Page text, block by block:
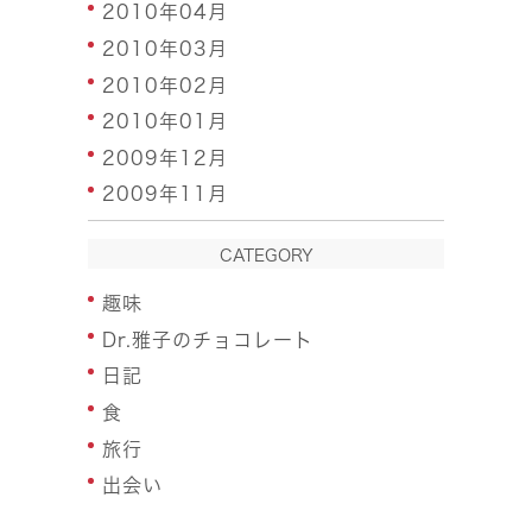
2010年04月
2010年03月
2010年02月
2010年01月
2009年12月
2009年11月
CATEGORY
趣味
Dr.雅子のチョコレート
日記
食
旅行
出会い